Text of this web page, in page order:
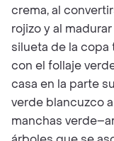
crema, al
rojizo y al
silueta de la
con el follaje
casa en la parte
verde blancuzco
manchas